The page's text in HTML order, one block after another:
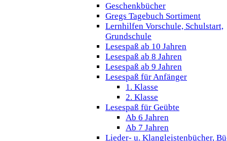
Geschenkbücher
Gregs Tagebuch Sortiment
Lernhilfen Vorschule, Schulstart,
Grundschule
Lesespaß ab 10 Jahren
Lesespaß ab 8 Jahren
Lesespaß ab 9 Jahren
Lesespaß für Anfänger
1. Klasse
2. Klasse
Lesespaß für Geübte
Ab 6 Jahren
Ab 7 Jahren
Lieder- u. Klangleistenbücher,